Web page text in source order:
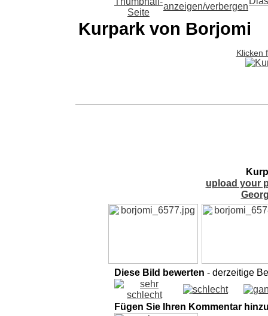
Kurpark von Borjomi
Klicken
upload your
Diese Bild bewerten - derzeitige
Fügen Sie Ihren Kommentar